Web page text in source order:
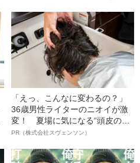
「えっ、こんなに変わるの？」
36歳男性ライターのニオイが激
変！ 夏場に気になる“頭皮のニ
オイ”や“ベタつき”を解消す
ト”が生み出した徹底ケアとは
PR（株式会社スヴェンソン）